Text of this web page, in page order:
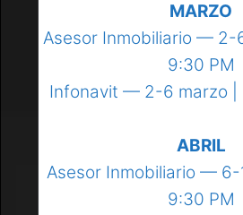
MARZO
Asesor Inmobiliario — 2-
9:30 PM
Infonavit — 2-6 marzo |
ABRIL
Asesor Inmobiliario — 6-
9:30 PM